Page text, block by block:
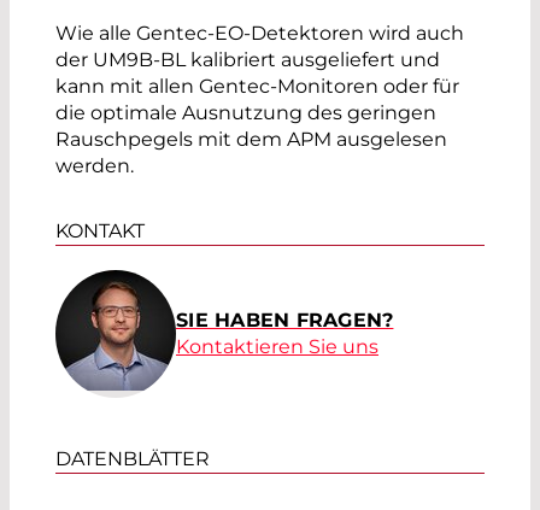
Wie alle Gentec-EO-Detektoren wird auch
der UM9B-BL kalibriert ausgeliefert und
kann mit allen Gentec-Monitoren oder für
die optimale Ausnutzung des geringen
Rauschpegels mit dem APM ausgelesen
werden.
KONTAKT
SIE HABEN FRAGEN?
Kontaktieren Sie uns
DATENBLÄTTER